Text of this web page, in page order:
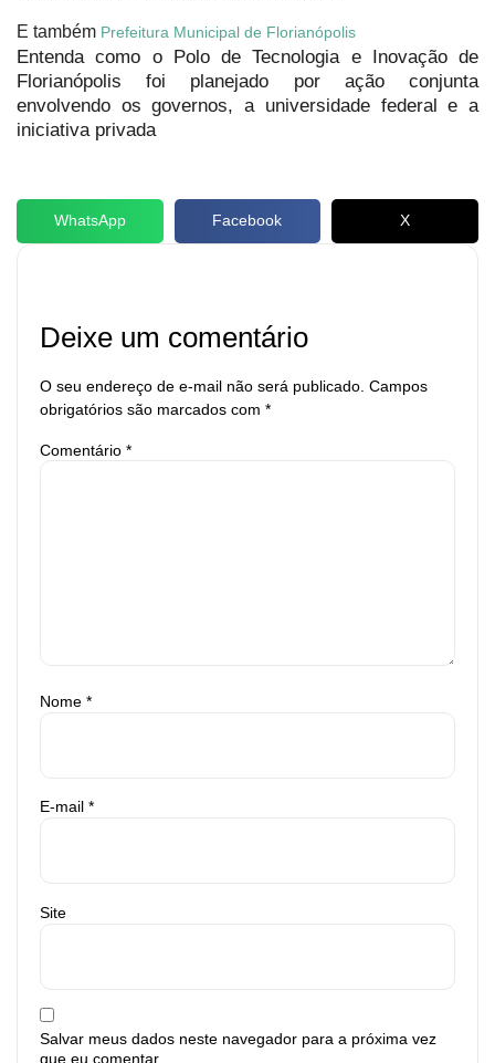
E também Prefeitura Municipal de Florianópolis
Entenda como o Polo de Tecnologia e Inovação de
Florianópolis foi planejado por ação conjunta
envolvendo os governos, a universidade federal e a
iniciativa privada
WhatsApp Facebook X
Deixe um comentário
O seu endereço de e-mail não será publicado. Campos
obrigatórios são marcados com *
Comentário *
Nome *
E-mail *
Site
Salvar meus dados neste navegador para a próxima vez
que eu comentar.